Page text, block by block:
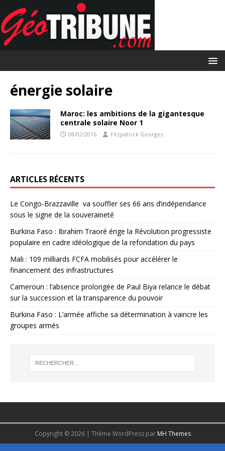
énergie solaire
Maroc: les ambitions de la gigantesque
centrale solaire Noor 1
08/02/2016 Fitzpatrick Georges
ARTICLES RÉCENTS
Le Congo-Brazzaville va souffler ses 66 ans d’indépendance
sous le signe de la souveraineté
Burkina Faso : Ibrahim Traoré érige la Révolution progressiste
populaire en cadre idéologique de la refondation du pays
Mali : 109 milliards FCFA mobilisés pour accélérer le
financement des infrastructures
Cameroun : l’absence prolongée de Paul Biya relance le débat
sur la succession et la transparence du pouvoir
Burkina Faso : L’armée affiche sa détermination à vaincre les
groupes armés
Copyright © 2026 | Thème WordPress par MH Themes